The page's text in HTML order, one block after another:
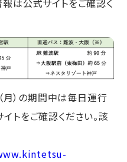
は公式サイトをご確認く
月）の期間中は毎日運行
トをご確認ください。該